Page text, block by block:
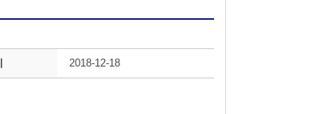
2018-12-18